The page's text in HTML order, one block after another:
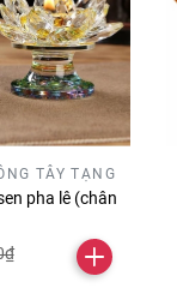
TÂY TẠNG
pha lê (chân